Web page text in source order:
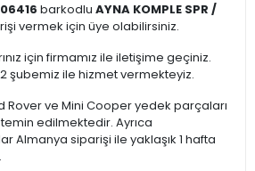
barkodlu AYNA KOMPLE SPR /
vermek için üye olabilirsiniz.
için firmamız ile iletişime geçiniz.
şubemiz ile hizmet vermekteyiz.
Rover ve Mini Cooper yedek parçaları
edilmektedir. Ayrıca
Almanya siparişi ile yaklaşık 1 hafta